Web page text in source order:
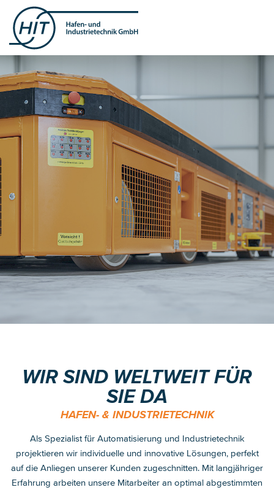
WIR SIND WELTWEIT FÜR
SIE DA
HAFEN- & INDUSTRIETECHNIK
Als Spezialist für Automatisierung und Industrietechnik
projektieren wir individuelle und innovative Lösungen, perfekt
auf die Anliegen unserer Kunden zugeschnitten. Mit langjähriger
Erfahrung arbeiten unsere Mitarbeiter an optimal abgestimmten